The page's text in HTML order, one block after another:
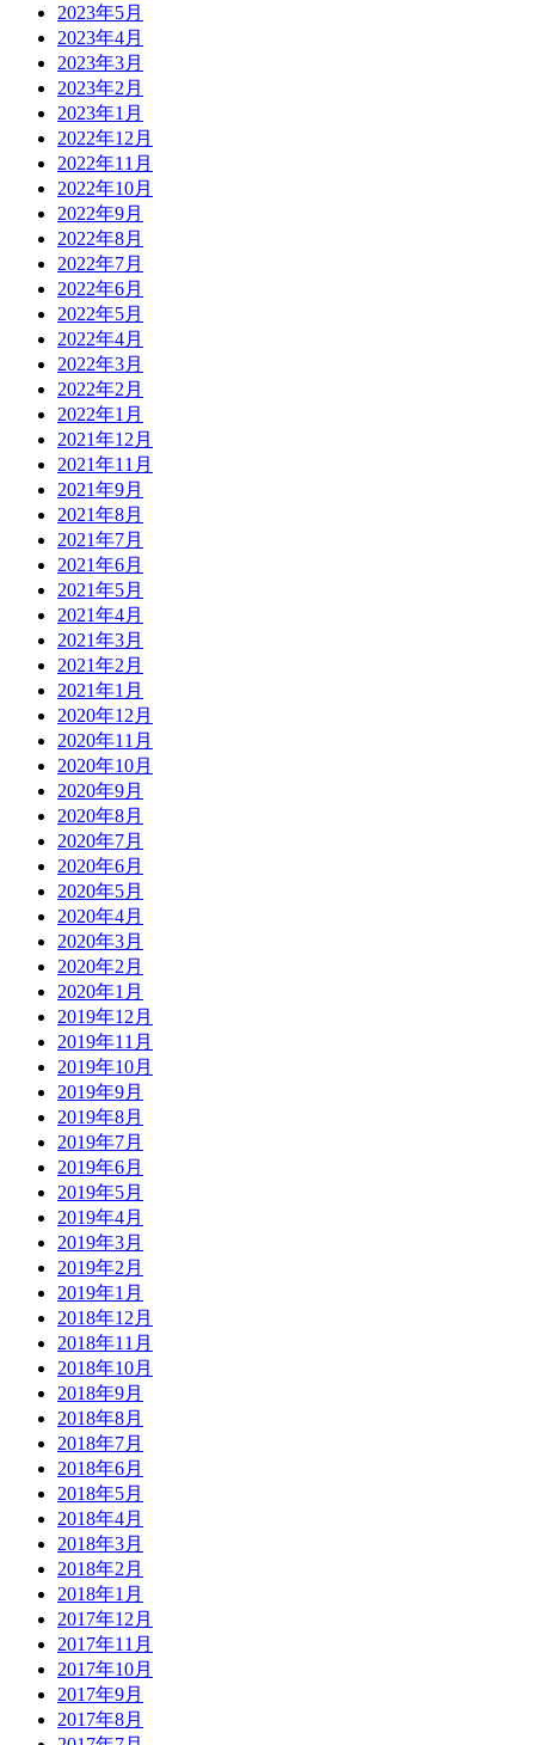
2023年5月
2023年4月
2023年3月
2023年2月
2023年1月
2022年12月
2022年11月
2022年10月
2022年9月
2022年8月
2022年7月
2022年6月
2022年5月
2022年4月
2022年3月
2022年2月
2022年1月
2021年12月
2021年11月
2021年9月
2021年8月
2021年7月
2021年6月
2021年5月
2021年4月
2021年3月
2021年2月
2021年1月
2020年12月
2020年11月
2020年10月
2020年9月
2020年8月
2020年7月
2020年6月
2020年5月
2020年4月
2020年3月
2020年2月
2020年1月
2019年12月
2019年11月
2019年10月
2019年9月
2019年8月
2019年7月
2019年6月
2019年5月
2019年4月
2019年3月
2019年2月
2019年1月
2018年12月
2018年11月
2018年10月
2018年9月
2018年8月
2018年7月
2018年6月
2018年5月
2018年4月
2018年3月
2018年2月
2018年1月
2017年12月
2017年11月
2017年10月
2017年9月
2017年8月